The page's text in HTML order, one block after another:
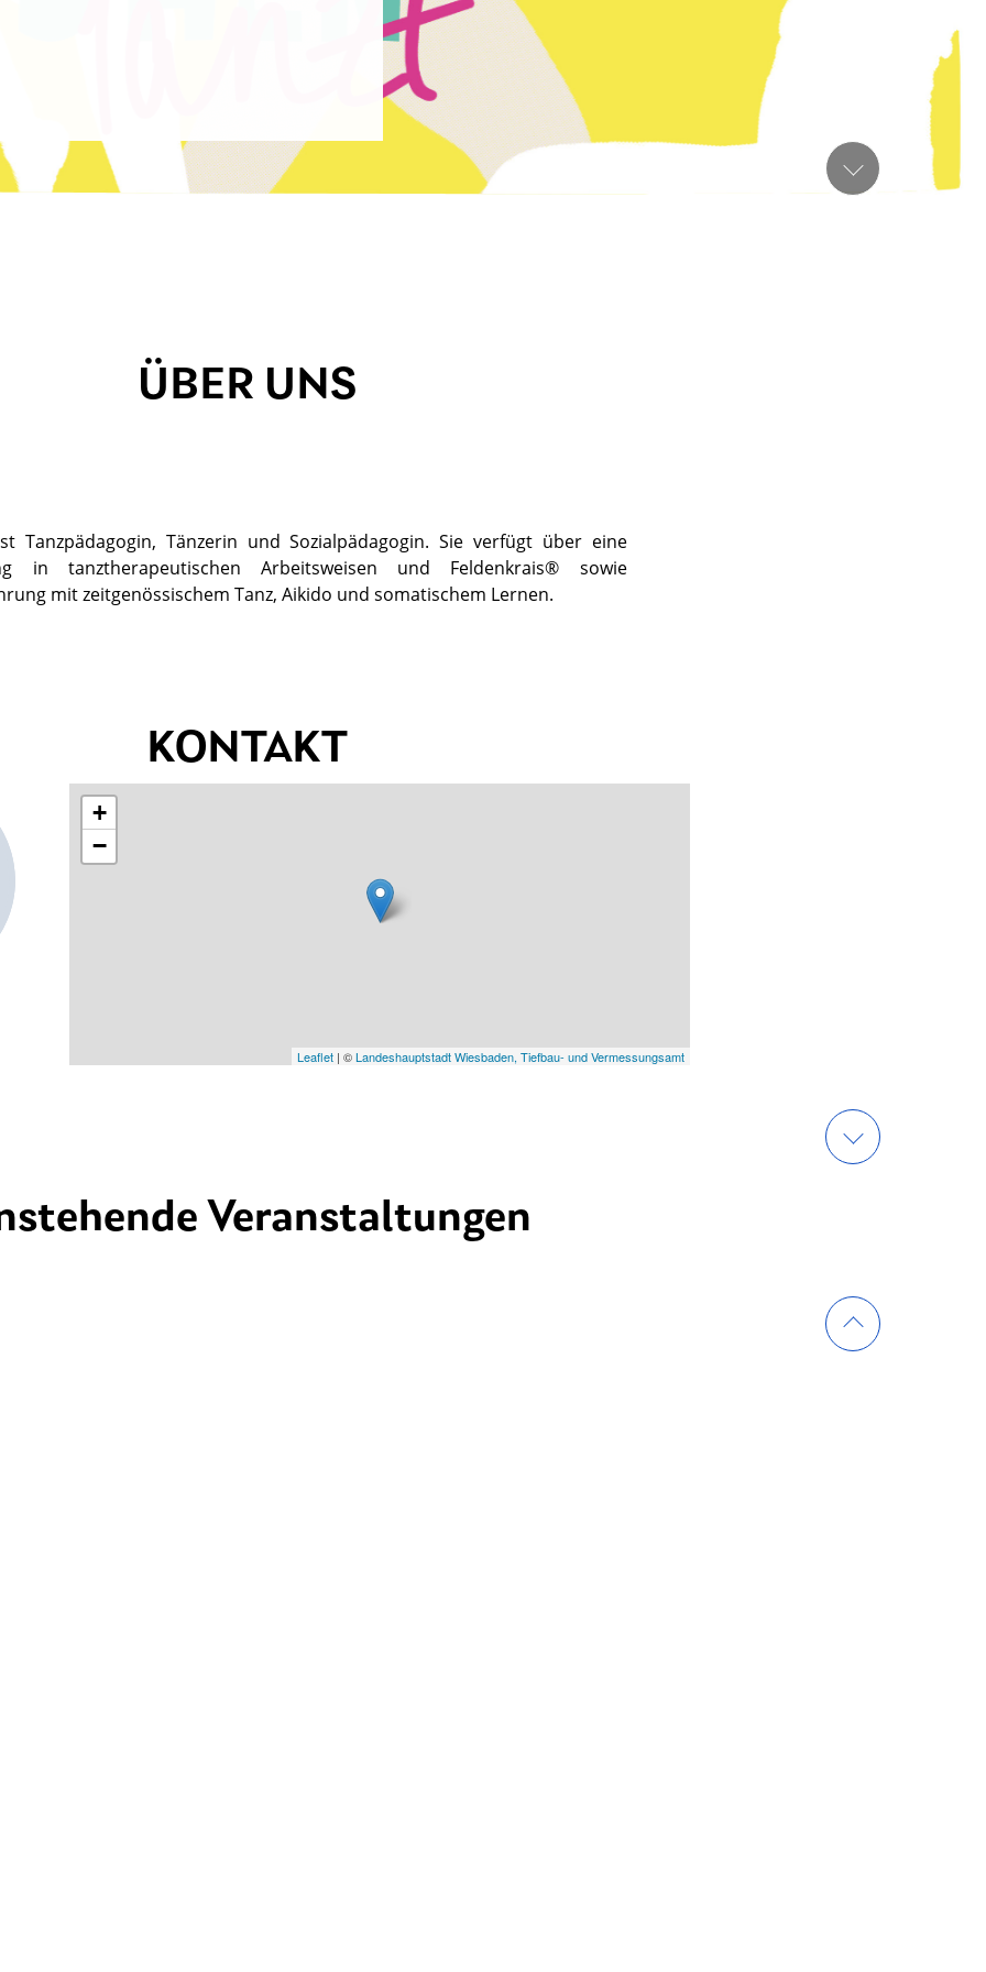
ÜBER UNS
Tanzpädagogin, Tänzerin und Sozialpädagogin. Sie verfügt über eine
in tanztherapeutischen Arbeitsweisen und Feldenkrais® sowie
mit zeitgenössischem Tanz, Aikido und somatischem Lernen.
KONTAKT
+
−
Leaflet | ©Landeshauptstadt Wiesbaden, Tiefbau- und Vermessungsamt
Veranstaltungen